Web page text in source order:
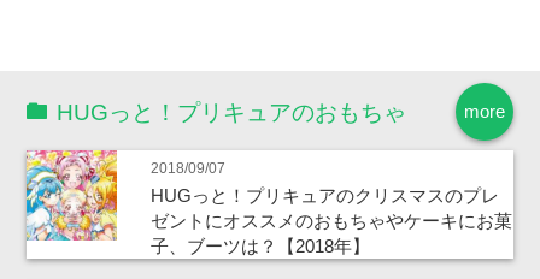
more
HUGっと！プリキュアのおもちゃ
2018/09/07
HUGっと！プリキュアのクリスマスのプレ
ゼントにオススメのおもちゃやケーキにお菓
子、ブーツは？【2018年】